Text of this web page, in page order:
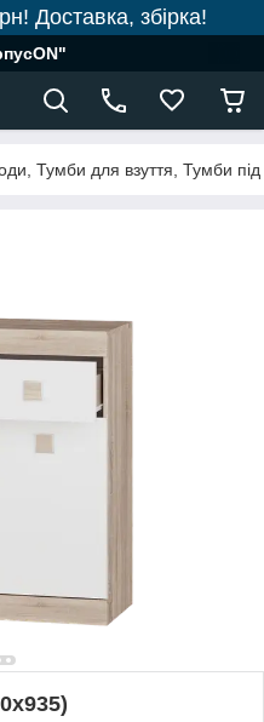
Доставка, збірка!
Тумби для взуття, Тумби